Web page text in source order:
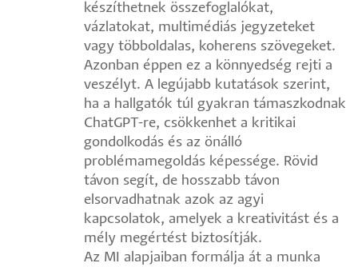
készíthetnek összefoglalókat,
vázlatokat, multimédiás jegyzeteket
vagy többoldalas, koherens szövegeket.
Azonban éppen ez a könnyedség rejti a
veszélyt. A legújabb kutatások szerint,
ha a hallgatók túl gyakran támaszkodnak
ChatGPT-re, csökkenhet a kritikai
gondolkodás és az önálló
problémamegoldás képessége. Rövid
távon segít, de hosszabb távon
elsorvadhatnak azok az agyi
kapcsolatok, amelyek a kreativitást és a
mély megértést biztosítják.
Az MI alapjaiban formálja át a munka